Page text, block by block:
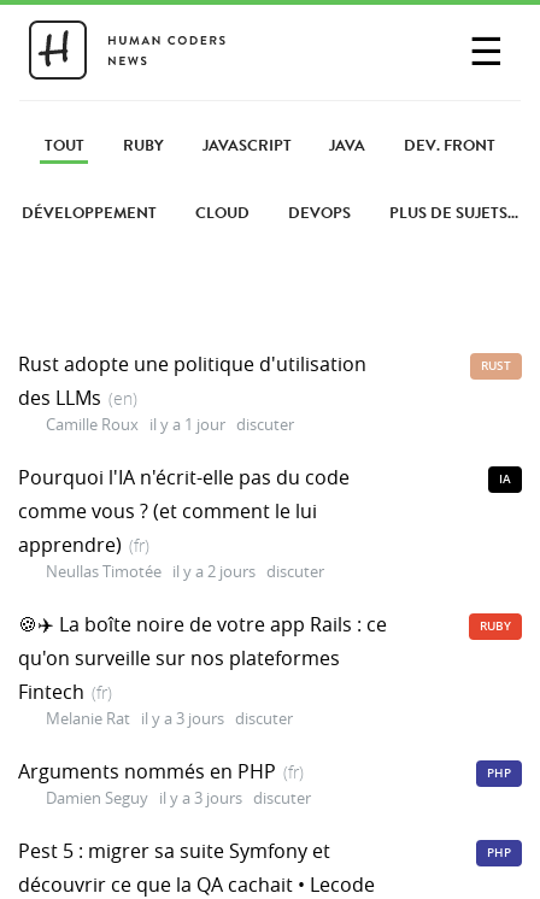
☰
PARTAGER UN LIEN
TOUT RUBY JAVASCRIPT JAVA DEV. FRONT
DÉVELOPPEMENT CLOUD DEVOPS PLUS DE SUJETS...
Rust adopte une politique d'utilisation
des LLMs (en)
Camille Roux il y a 1 jour discuter
RUST
Pourquoi l'IA n'écrit-elle pas du code
comme vous ? (et comment le lui
apprendre) (fr)
Neullas Timotée il y a 2 jours discuter
IA
🍪✈️ La boîte noire de votre app Rails : ce
qu'on surveille sur nos plateformes
Fintech (fr)
Melanie Rat il y a 3 jours discuter
RUBY
Arguments nommés en PHP (fr)
Damien Seguy il y a 3 jours discuter
PHP
Pest 5 : migrer sa suite Symfony et
découvrir ce que la QA cachait • Lecode
PHP